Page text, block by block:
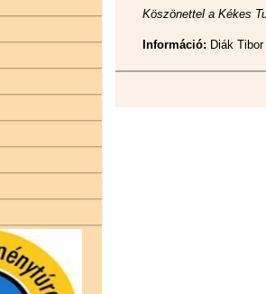
Köszönettel a Kékes
Információ: Diák